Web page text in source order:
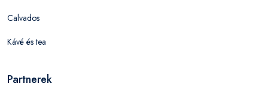
Calvados
Kávé és tea
Partnerek